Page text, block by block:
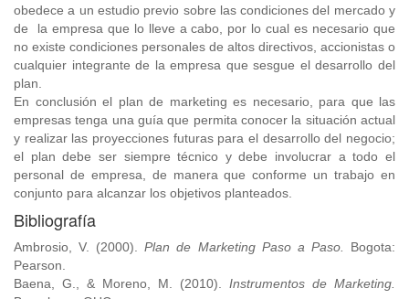
obedece a un estudio previo sobre las condiciones del mercado y
de la empresa que lo lleve a cabo, por lo cual es necesario que
no existe condiciones personales de altos directivos, accionistas o
cualquier integrante de la empresa que sesgue el desarrollo del
plan.
En conclusión el plan de marketing es necesario, para que las
empresas tenga una guía que permita conocer la situación actual
y realizar las proyecciones futuras para el desarrollo del negocio;
el plan debe ser siempre técnico y debe involucrar a todo el
personal de empresa, de manera que conforme un trabajo en
conjunto para alcanzar los objetivos planteados.
Bibliografía
Ambrosio, V. (2000).Plan de Marketing Paso a Paso.
Bogota:
Pearson.
Baena, G., & Moreno, M. (2010). Instrumentos de Marketing.